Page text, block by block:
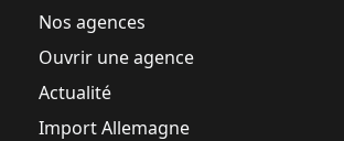
Nos agences
Ouvrir une agence
Actualité
Import Allemagne